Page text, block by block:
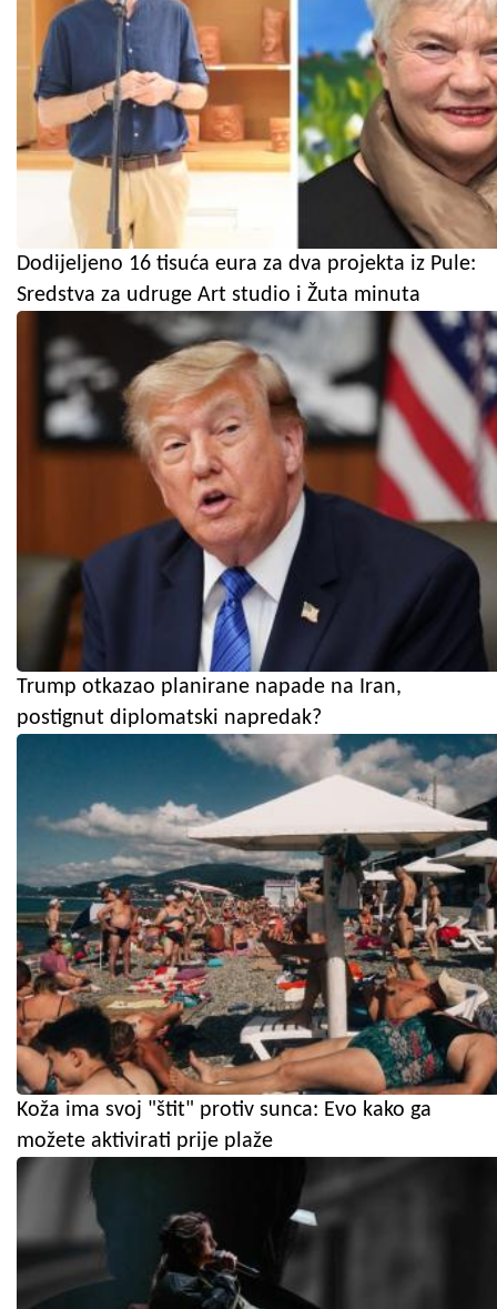
Dodijeljeno 16 tisuća eura za dva projekta iz Pule:
Sredstva za udruge Art studio i Žuta minuta
Trump otkazao planirane napade na Iran,
postignut diplomatski napredak?
Koža ima svoj "štit" protiv sunca: Evo kako ga
možete aktivirati prije plaže